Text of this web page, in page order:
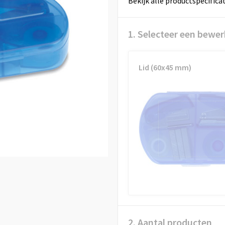
1. Selecteer een
Lid (60x45 mm)
2. Aantal producten